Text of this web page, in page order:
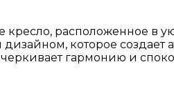
кресло, расположенное
которое
гармонию и